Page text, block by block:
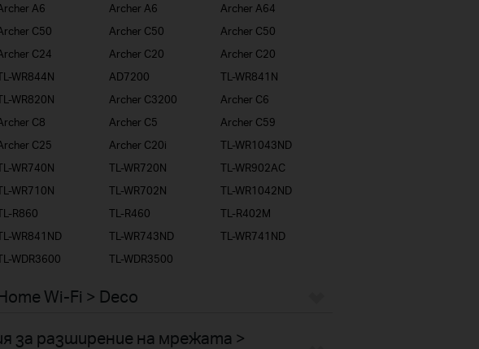
A6 Archer A6
Archer A64
C50 Archer C50
Archer C50
C24 Archer C20
Archer C20
WR844N AD7200
TL-WR841N
WR820N Archer C3200
Archer C6
C8 Archer C5
Archer C59
C25 Archer C20i
TL-WR1043ND
WR740N TL-WR720N
TL-WR902AC
WR710N TL-WR702N
TL-WR1042ND
R860 TL-R460
TL-R402M
WR841ND TL-WR743ND
TL-WR741ND
WDR3600 TL-WDR3500
Wi-Fi > Deco
разширение на мрежата >